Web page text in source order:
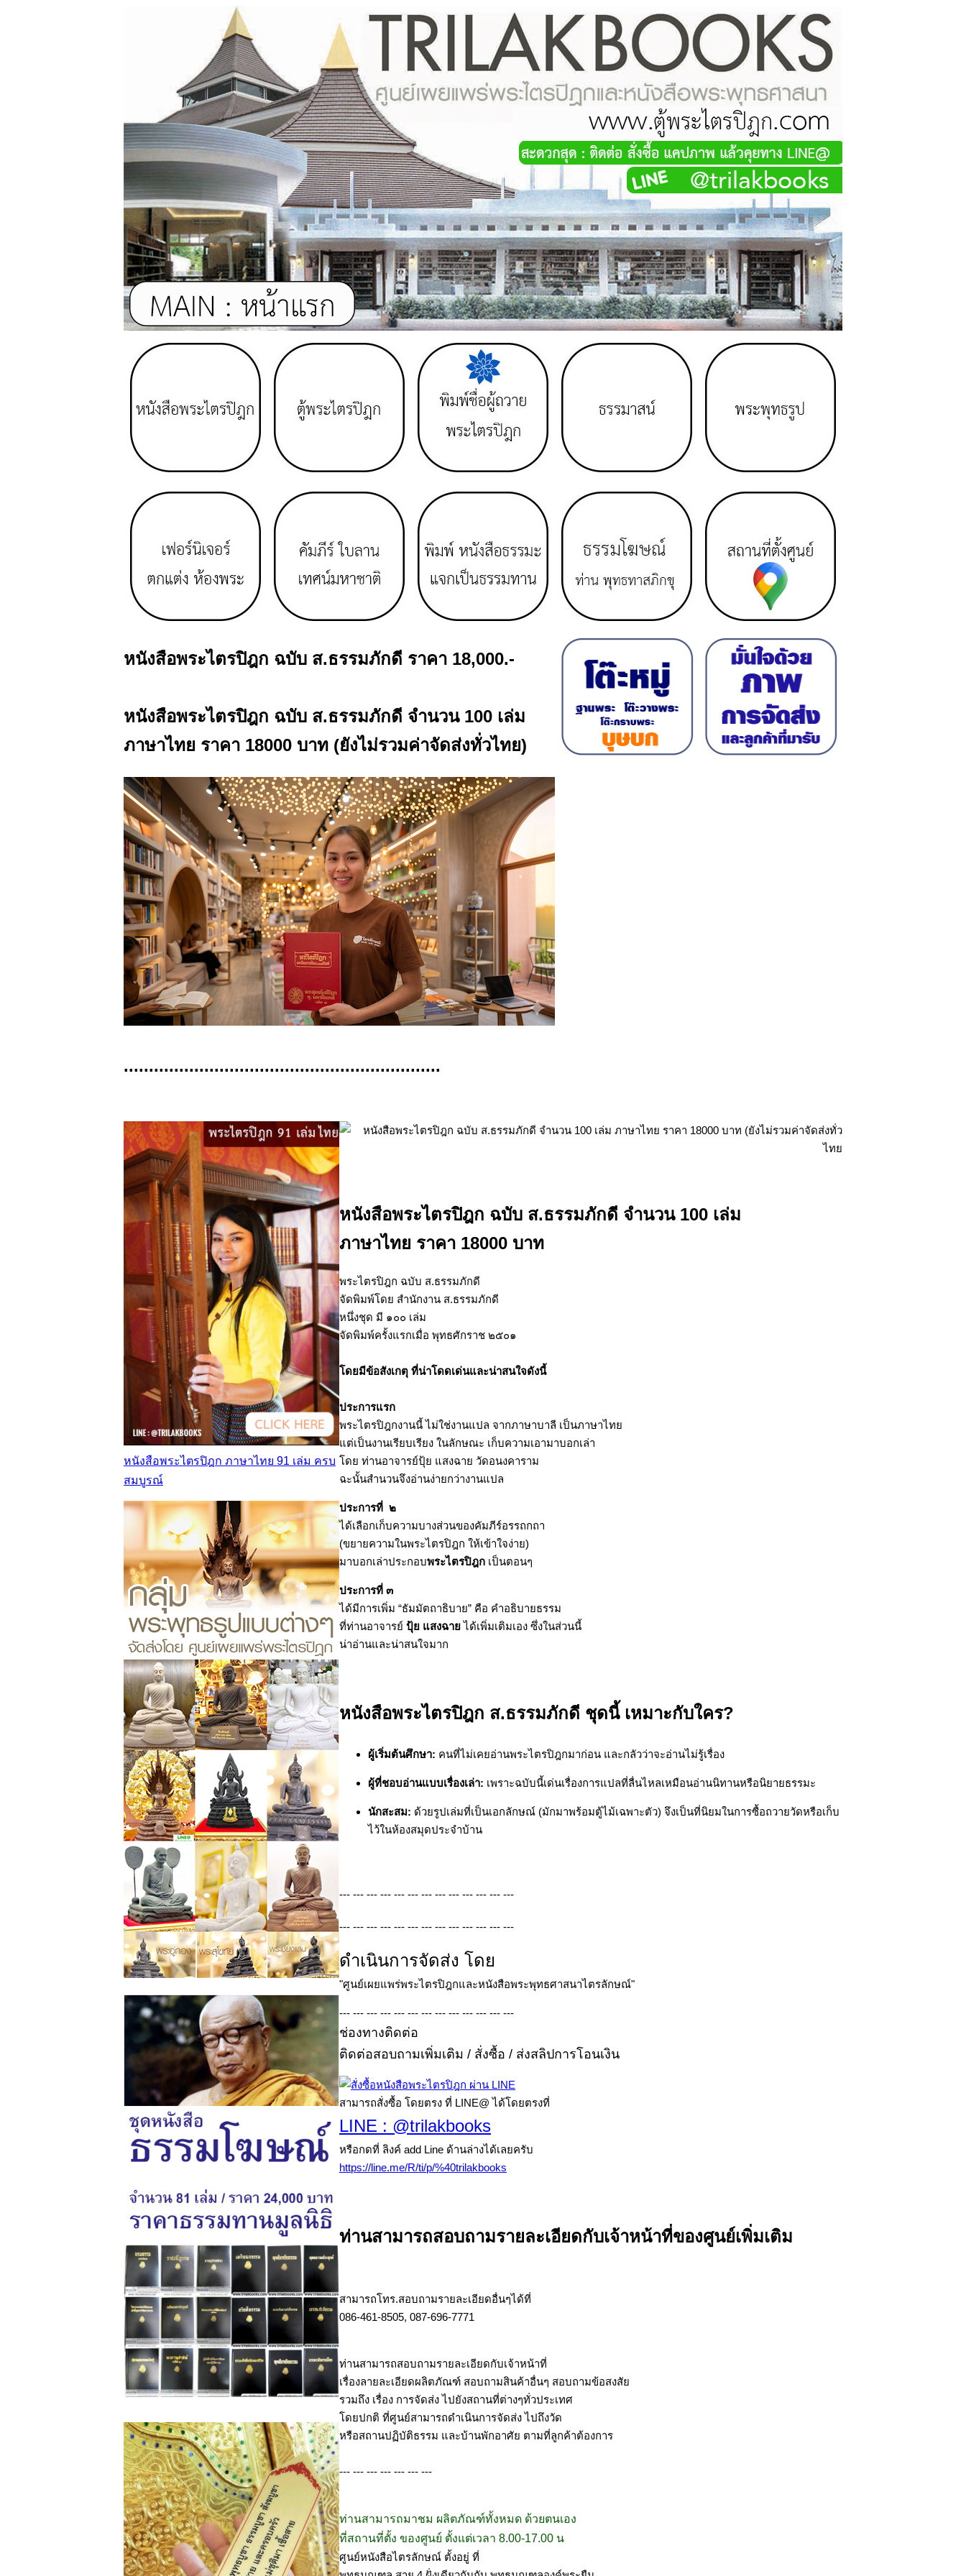
หนังสือพระไตรปิฎก ฉบับ ส.ธรรมภักดี ราคา 18,000.-
หนังสือพระไตรปิฎก ฉบับ ส.ธรรมภักดี จำนวน 100 เล่ม
ภาษาไทย ราคา 18000 บาท (ยังไม่รวมค่าจัดส่งทั่วไทย)
...............................................................
หนังสือพระไตรปิฎก ภาษาไทย 91 เล่ม ครบ
สมบูรณ์
หนังสือพระไตรปิฎก ฉบับ ส.ธรรมภักดี จำนวน 100 เล่ม
ภาษาไทย ราคา 18000 บาท
พระไตรปิฎก ฉบับ ส.ธรรมภักดี
จัดพิมพ์โดย สำนักงาน ส.ธรรมภักดี
หนึ่งชุด มี ๑๐๐ เล่ม
จัดพิมพ์ครั้งแรกเมื่อ พุทธศักราช ๒๕๐๑
โดยมีข้อสังเกตุ ที่น่าโดดเด่นและน่าสนใจดังนี้
ประการแรก
พระไตรปิฎกงานนี้ ไม่ใช่งานแปล จากภาษาบาลี เป็นภาษาไทย
แต่เป็นงานเรียบเรียง ในลักษณะ เก็บความเอามาบอกเล่า
โดย ท่านอาจารย์ปุ้ย แสงฉาย วัดอนงคาราม
ฉะนั้นสำนวนจึงอ่านง่ายกว่างานแปล
ประการที่ ๒
ได้เลือกเก็บความบางส่วนของคัมภีร์อรรถกถา
(ขยายความในพระไตรปิฎก ให้เข้าใจง่าย)
มาบอกเล่าประกอบพระไตรปิฎก เป็นตอนๆ
ประการที่ ๓
ได้มีการเพิ่ม “ธัมมัตถาธิบาย” คือ คำอธิบายธรรม
ที่ท่านอาจารย์ ปุ้ย แสงฉายได้เพิ่มเติมเอง ซึ่งในส่วนนี้
น่าอ่านและน่าสนใจมาก
หนังสือพระไตรปิฎก ส.ธรรมภักดี ชุดนี้ เหมาะกับใคร?
ผู้เริ่มต้นศึกษา: คนที่ไม่เคยอ่านพระไตรปิฎกมาก่อน และกลัวว่าจะอ่านไม่รู้เรื่อง
ผู้ที่ชอบอ่านแบบเรื่องเล่า: เพราะฉบับนี้เด่นเรื่องการแปลที่ลื่นไหลเหมือนอ่านนิทานหรือนิยายธรรมะ
นักสะสม: ด้วยรูปเล่มที่เป็นเอกลักษณ์ (มักมาพร้อมตู้ไม้เฉพาะตัว) จึงเป็นที่นิยมในการซื้อถวายวัดหรือเก็บ
ไว้ในห้องสมุดประจำบ้าน
--- --- --- --- --- --- --- --- --- --- --- --- ---
--- --- --- --- --- --- --- --- --- --- --- --- ---
ดำเนินการจัดส่ง โดย
"ศูนย์เผยแพร่พระไตรปิฎกและหนังสือพระพุทธศาสนาไตรลักษณ์"
--- --- --- --- --- --- --- --- --- --- --- --- ---
ช่องทางติดต่อ
ติดต่อสอบถามเพิ่มเติม / สั่งซื้อ / ส่งสลิปการโอนเงิน
สามารถสั่งซื้อ โดยตรง ที่ LINE@ ได้โดยตรงที่
LINE : @trilakbooks
หรือกดที่ ลิงค์ add Line ด้านล่างได้เลยครับ
https://line.me/R/ti/p/%40trilakbooks
ท่านสามารถสอบถามรายละเอียดกับเจ้าหน้าที่ของศูนย์เพิ่มเติม
สามารถโทร.สอบถามรายละเอียดอื่นๆได้ที่
086-461-8505, 087-696-7771
ท่านสามารถสอบถามรายละเอียดกับเจ้าหน้าที่
เรื่องลายละเอียดผลิตภัณฑ์ สอบถามสินค้าอื่นๆ สอบถามข้อสงสัย
รวมถึง เรื่อง การจัดส่ง ไปยังสถานที่ต่างๆทั่วประเทศ
โดยปกติ ที่ศูนย์สามารถดำเนินการจัดส่ง ไปถึงวัด
หรือสถานปฏิบัติธรรม และบ้านพักอาศัย ตามที่ลูกค้าต้องการ
--- --- --- --- --- --- ---
ท่านสามารถมาชม ผลิตภัณฑ์ทั้งหมด ด้วยตนเอง
ที่สถานที่ตั้ง ของศูนย์ ตั้งแต่เวลา 8.00-17.00 น
ศูนย์หนังสือไตรลักษณ์ ตั้งอยู่ ที่